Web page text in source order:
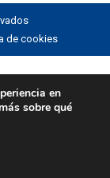
de cookies
en
sobre qué